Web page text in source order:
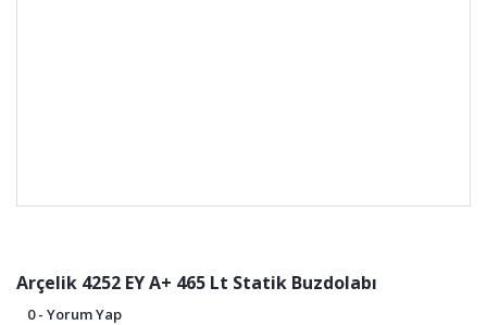
Arçelik 4252 EY A+ 465 Lt Statik Buzdolabı
0 - Yorum Yap